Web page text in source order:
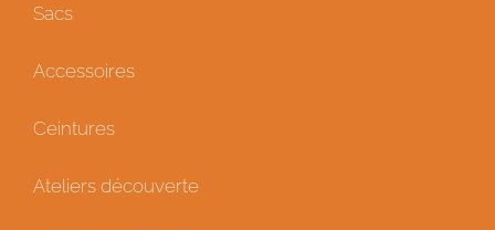
Sacs
Accessoires
Ceintures
Ateliers découverte